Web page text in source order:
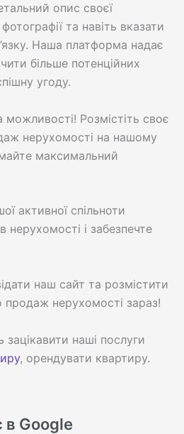
опис своєї
та навіть вказати
Наша платформа надає
більше потенційних
угоду.
Розмістіть своє
нерухомості на нашому
максимальний
активної спільноти
нерухомості і забезпечте
наш сайт та розмістити
нерухомості зараз!
наші послуги
, орендувати квартиру.
в Google